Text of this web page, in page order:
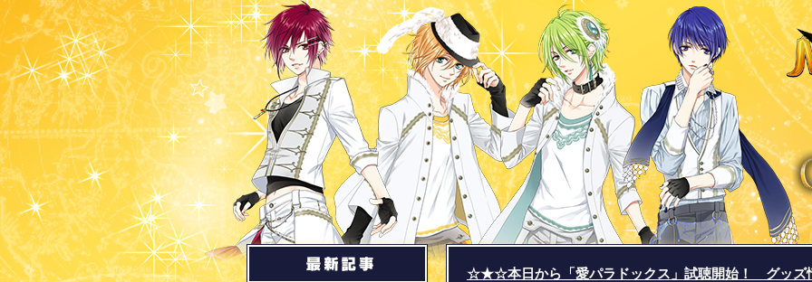
☆★☆本日から「愛パラドックス」試聴開始！ グッズ